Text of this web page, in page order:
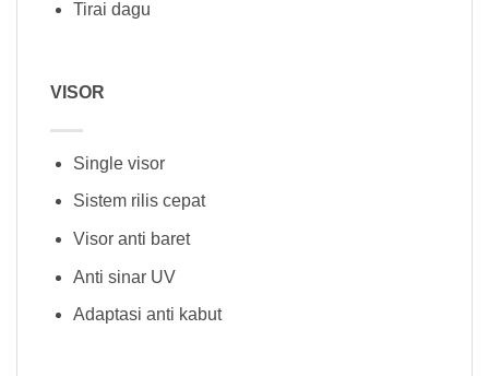
Tirai dagu
VISOR
Single visor
Sistem rilis cepat
Visor anti baret
Anti sinar UV
Adaptasi anti kabut